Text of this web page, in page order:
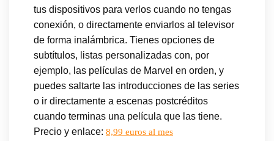
tus dispositivos para verlos cuando no tengas
conexión, o directamente enviarlos al televisor
de forma inalámbrica. Tienes opciones de
subtítulos, listas personalizadas con, por
ejemplo, las películas de Marvel en orden, y
puedes saltarte las introducciones de las series
o ir directamente a escenas postcréditos
cuando terminas una película que las tiene.
Precio y enlace: 8,99 euros al mes